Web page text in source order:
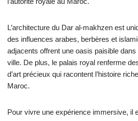
L’architecture du Dar al-makhzen est
des influences arabes, berbères et
adjacents offrent une oasis paisible
ville. De plus, le palais royal renferme
d’art précieux qui racontent l’histoire
Maroc.
Pour vivre une expérience immersive, il